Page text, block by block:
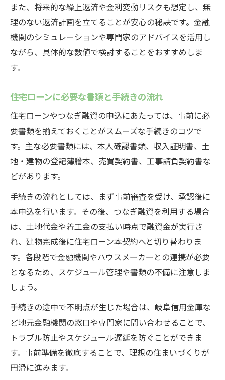
また、将来的な繰上返済や金利変動リスクも想定し、無
理のない返済計画を立てることが安心の秘訣です。金融
機関のシミュレーションや専門家のアドバイスを活用し
ながら、具体的な数値で検討することをおすすめしま
す。
住宅ローンに必要な書類と手続きの流れ
住宅ローンやつなぎ融資の申込にあたっては、事前に必
要書類を揃えておくことがスムーズな手続きのコツで
す。主な必要書類には、本人確認書類、収入証明書、土
地・建物の登記簿謄本、売買契約書、工事請負契約書な
どがあります。
手続きの流れとしては、まず事前審査を受け、承認後に
本申込を行います。その後、つなぎ融資を利用する場合
は、土地代金や着工金の支払い時点で融資金が実行さ
れ、建物完成後に住宅ローン本契約へと切り替わりま
す。各段階で金融機関やハウスメーカーとの連携が必要
となるため、スケジュール管理や書類の不備に注意しま
しょう。
手続きの途中で不明点が生じた場合は、岐阜信用金庫な
ど地元金融機関の窓口や専門家に問い合わせることで、
トラブル防止やスケジュール遅延を防ぐことができま
す。事前準備を徹底することで、理想の住まいづくりが
円滑に進みます。